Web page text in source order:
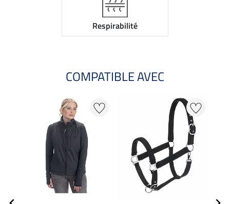
Respirabilité
COMPATIBLE AVEC